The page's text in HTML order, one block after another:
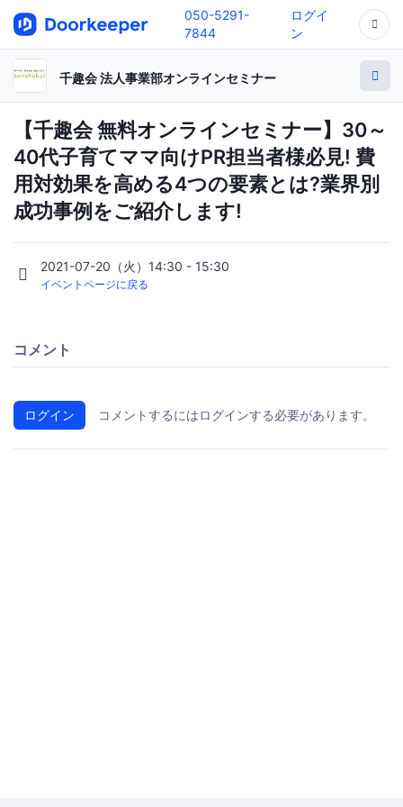
050-5291-
7844
ログイ
ン
千趣会 法人事業部オンラインセミナー
【千趣会 無料オンラインセミナー】30～
40代子育てママ向けPR担当者様必見! 費
用対効果を高める4つの要素とは?業界別
成功事例をご紹介します!
2021-07-20（火）14:30 - 15:30
イベントページに戻る
コメント
ログイン コメントするにはログインする必要があります。